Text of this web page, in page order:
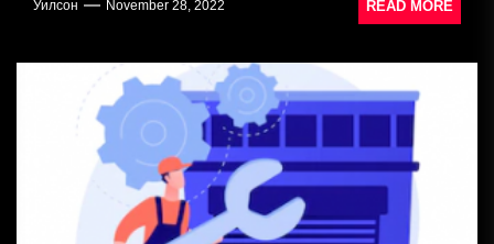
Уилсон November 28, 2022 READ MORE